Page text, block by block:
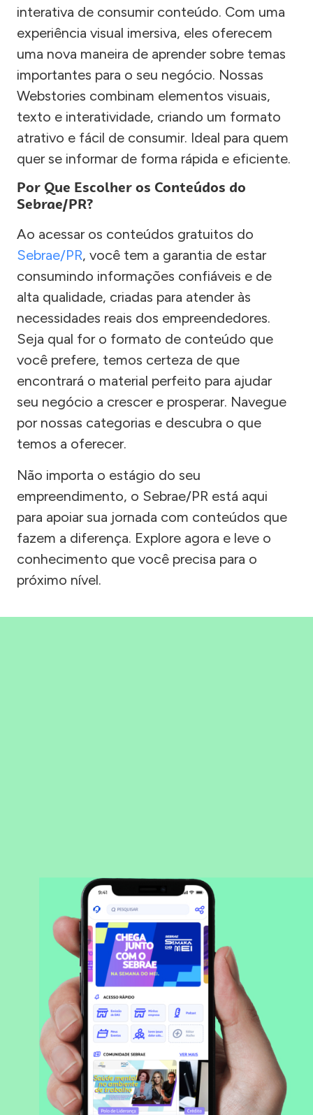
interativa de consumir conteúdo. Com uma
experiência visual imersiva, eles oferecem
uma nova maneira de aprender sobre temas
importantes para o seu negócio. Nossas
Webstories combinam elementos visuais,
texto e interatividade, criando um formato
atrativo e fácil de consumir. Ideal para quem
quer se informar de forma rápida e eficiente.
Por Que Escolher os Conteúdos do
Sebrae/PR?
Ao acessar os conteúdos gratuitos do
Sebrae/PR, você tem a garantia de estar
consumindo informações confiáveis e de
alta qualidade, criadas para atender às
necessidades reais dos empreendedores.
Seja qual for o formato de conteúdo que
você prefere, temos certeza de que
encontrará o material perfeito para ajudar
seu negócio a crescer e prosperar. Navegue
por nossas categorias e descubra o que
temos a oferecer.
Não importa o estágio do seu
empreendimento, o Sebrae/PR está aqui
para apoiar sua jornada com conteúdos que
fazem a diferença. Explore agora e leve o
conhecimento que você precisa para o
próximo nível.